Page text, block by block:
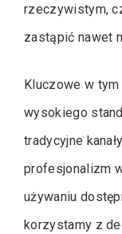
rzeczywistym,
zastąpić nawet
Kluczowe w
wysokiego
tradycyjne
profesjonalizm
używaniu
korzystamy z